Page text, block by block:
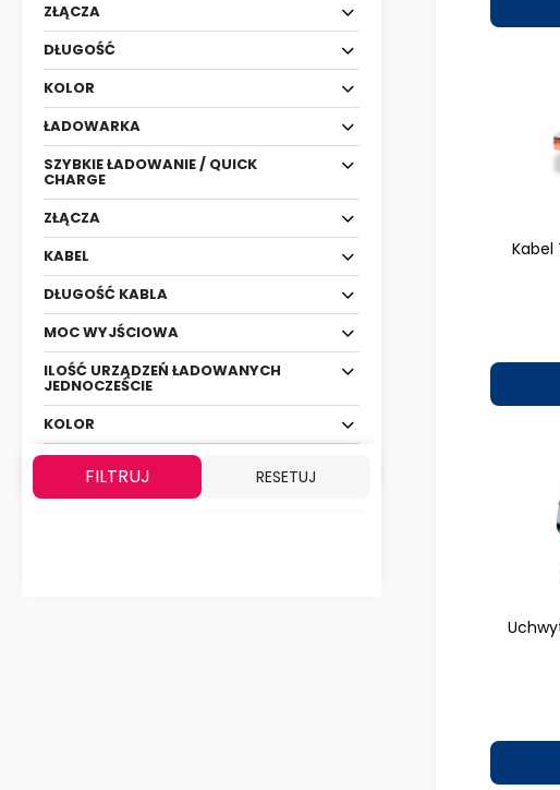
ZŁĄCZA
DŁUGOŚĆ
KOLOR
ŁADOWARKA
SZYBKIE ŁADOWANIE / QUICK
CHARGE
ZŁĄCZA
KABEL
DŁUGOŚĆ KABLA
MOC WYJŚCIOWA
ILOŚĆ URZĄDZEŃ ŁADOWANYCH
JEDNOCZEŚCIE
KOLOR
FILTRUJ RESETUJ
Kabel